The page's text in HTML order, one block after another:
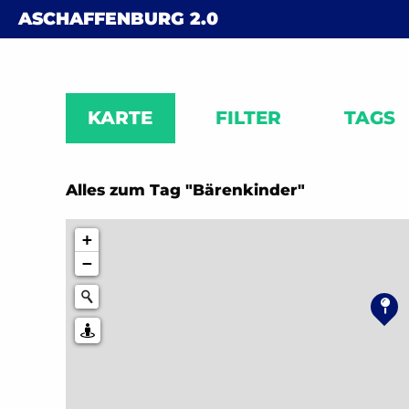
Skip to content
ASCHAFFENBURG 2.0
KARTE FILTER TAGS
Alles zum Tag "Bärenkinder"
+
−